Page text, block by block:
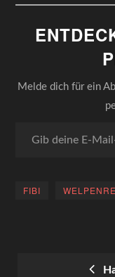
2900g 3000g 3100g
3620g 3700g 3900g
Woche): 27,1gim
Melde dich für ein
FIBI